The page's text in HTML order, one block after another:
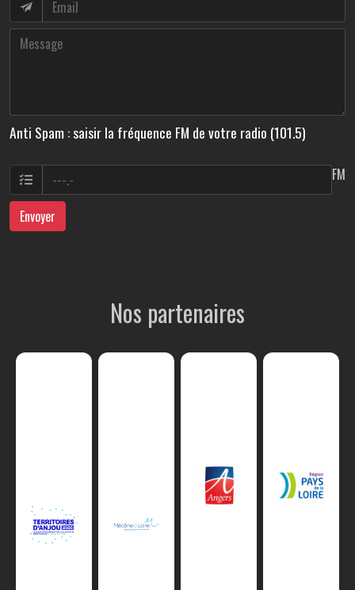
Anti Spam : saisir la fréquence FM de votre radio (101.5)
FM
Envoyer
Nos partenaires